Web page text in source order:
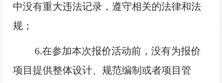
中没有重大违法记录，遵守相关的法律和法
规；
6.在参加本次报价活动前，没有为报价
项目提供整体设计、规范编制或者项目管